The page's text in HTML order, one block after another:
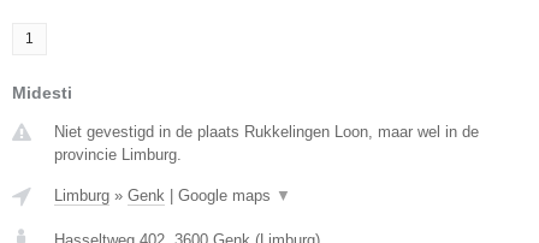
1
Midesti
Niet gevestigd in de plaats Rukkelingen Loon, maar wel in de
provincie Limburg.
Limburg » Genk Google maps ▼